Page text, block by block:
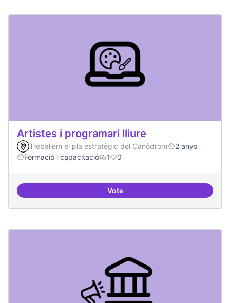
Artistes i programari lliure
Treballem el pla estratègic del Canòdrom
2 anys
Formació i capacitació
1 0
VoteArtistes i programari lliure